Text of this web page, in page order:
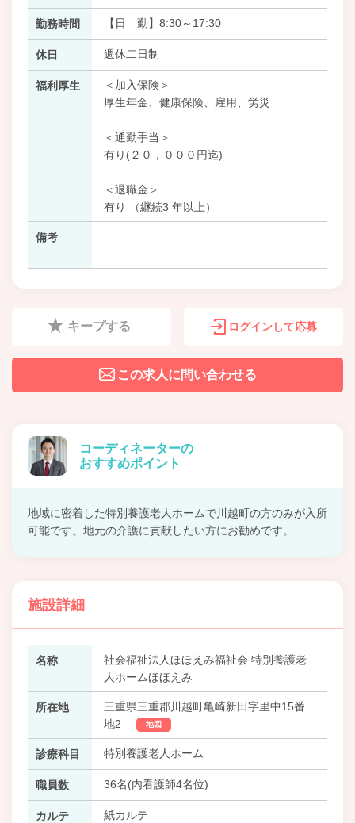
勤務時間 【日 勤】8:30～17:30
休日 週休二日制
福利厚生
＜加入保険＞
厚生年金、健康保険、雇用、労災
＜通勤手当＞
有り(２０，０００円迄)
＜退職金＞
有り （継続3 年以上）
備考
キープする ログインして応募
この求人に問い合わせる
コーディネーターの
おすすめポイント
地域に密着した特別養護老人ホームで川越町の方のみが入所
可能です。地元の介護に貢献したい方にお勧めです。
施設詳細
名称
社会福祉法人ほほえみ福祉会 特別養護老
人ホームほほえみ
所在地
三重県三重郡川越町亀崎新田字里中15番
地2
地図
診療科目 特別養護老人ホーム
職員数 36名(内看護師4名位)
カルテ 紙カルテ